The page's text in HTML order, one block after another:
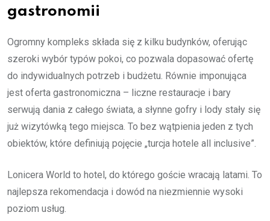
gastronomii
Ogromny kompleks składa się z kilku budynków, oferując
szeroki wybór typów pokoi, co pozwala dopasować ofertę
do indywidualnych potrzeb i budżetu. Równie imponująca
jest oferta gastronomiczna – liczne restauracje i bary
serwują dania z całego świata, a słynne gofry i lody stały się
już wizytówką tego miejsca. To bez wątpienia jeden z tych
obiektów, które definiują pojęcie „turcja hotele all inclusive”.
Lonicera World to hotel, do którego goście wracają latami. To
najlepsza rekomendacja i dowód na niezmiennie wysoki
poziom usług.